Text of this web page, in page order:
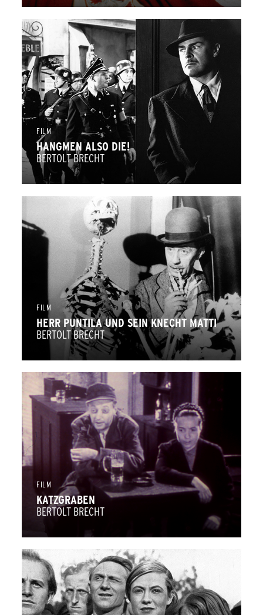
FILM
HANGMEN ALSO DIE!
BERTOLT BRECHT
FILM
HERR PUNTILA UND SEIN KNECHT MATTI
BERTOLT BRECHT
FILM
KATZGRABEN
BERTOLT BRECHT